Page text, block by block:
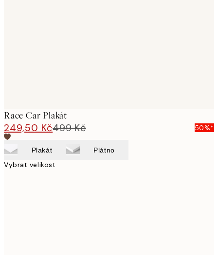
Race Car Plakát
249,50 Kč499 Kč 50%*
Plakát Plátno
Vybrat velikost